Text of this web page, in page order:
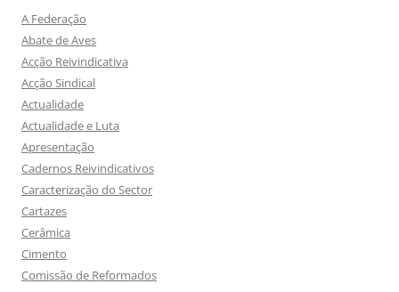
A Federação
Abate de Aves
Acção Reivindicativa
Acção Sindical
Actualidade
Actualidade e Luta
Apresentação
Cadernos Reivindicativos
Caracterização do Sector
Cartazes
Cerâmica
Cimento
Comissão de Reformados